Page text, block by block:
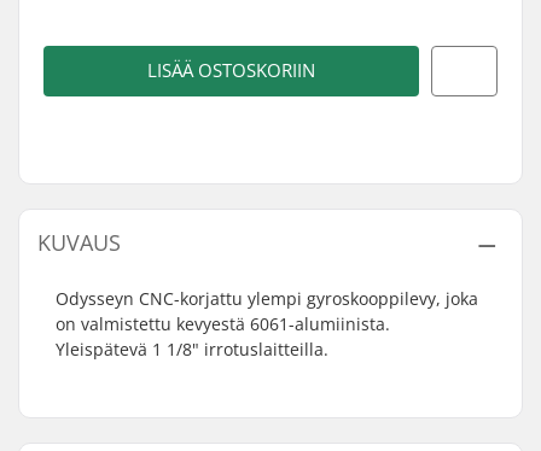
LISÄÄ OSTOSKORIIN
KUVAUS
Odysseyn CNC-korjattu ylempi gyroskooppilevy, joka
on valmistettu kevyestä 6061-alumiinista.
Yleispätevä 1 1/8" irrotuslaitteilla.